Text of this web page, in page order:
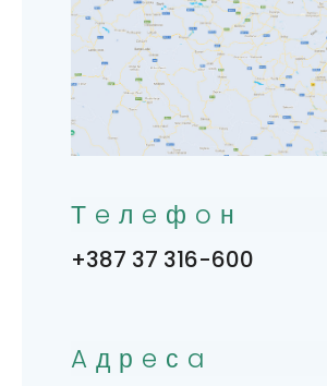
Тeлeфoн
+387 37 316-600
Aдрeсa